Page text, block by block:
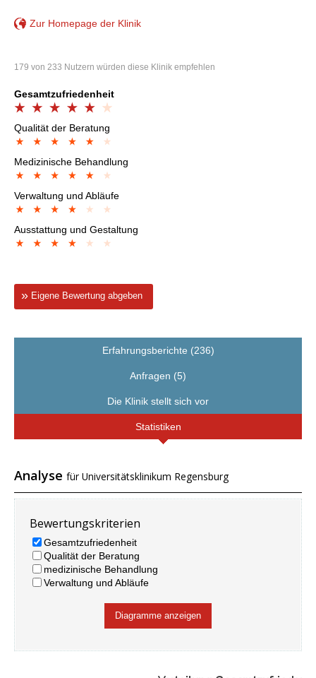
Zur Homepage der Klinik
179 von 233 Nutzern würden diese Klinik empfehlen
Gesamtzufriedenheit
Qualität der Beratung
Medizinische Behandlung
Verwaltung und Abläufe
Ausstattung und Gestaltung
Eigene Bewertung abgeben
Erfahrungsberichte (236)
Anfragen (5)
Die Klinik stellt sich vor
Statistiken
Analyse für Universitätsklinikum Regensburg
Bewertungskriterien
Gesamtzufriedenheit
Qualität der Beratung
medizinische Behandlung
Verwaltung und Abläufe